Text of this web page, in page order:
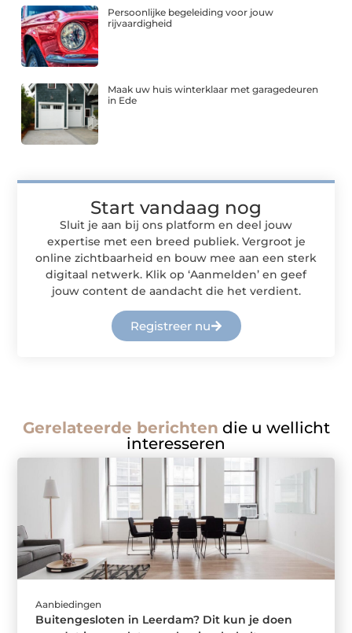
Persoonlijke begeleiding voor jouw
rijvaardigheid
Maak uw huis winterklaar met garagedeuren
in Ede
Start vandaag nog
Sluit je aan bij ons platform en deel jouw
expertise met een breed publiek. Vergroot je
online zichtbaarheid en bouw mee aan een sterk
digitaal netwerk. Klik op ‘Aanmelden’ en geef
jouw content de aandacht die het verdient.
Registreer nu
Gerelateerde berichten die u wellicht
interesseren
Aanbiedingen
Buitengesloten in Leerdam? Dit kun je doen